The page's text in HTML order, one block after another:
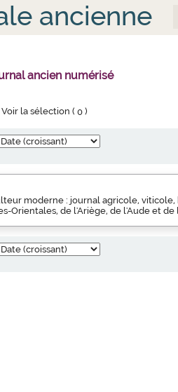
ancienne
ancien numérisé
Voir la sélection (0 )
moderne : journal agricole,
Orientales, de l'Ariège, de l'Aude et